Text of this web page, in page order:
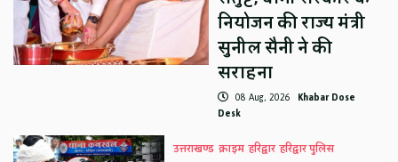
नियोजन की राज्य मंत्री
सुनील सैनी ने की
सराहना
08 Aug, 2026 Khabar Dose
Desk
उत्तराखण्ड क्राइम हरिद्वार हरिद्वार पुलिस